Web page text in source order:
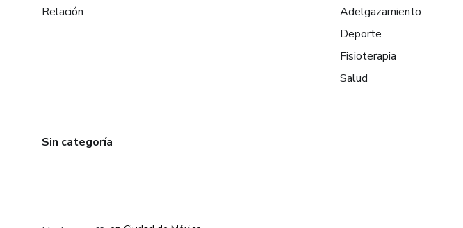
Relación
Adelgazamiento
Deporte
Fisioterapia
Salud
Sin categoría